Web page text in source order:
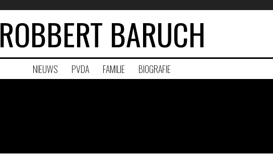
ROBBERT BARUCH
NIEUWS PVDA FAMILIE BIOGRAFIE